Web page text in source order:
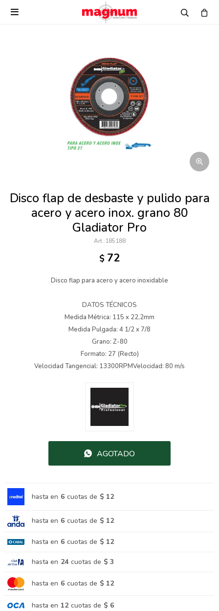

Disco flap de desbaste y pulido para
acero y acero inox. grano 80
Gladiator Pro
185188
$ 72
Disco flap para acero y acero inoxidable
DATOS TÉCNICOS
Medida Métrica: 115 x 22,2mm
Medida Pulgada: 4 1/2 x 7/8
Grano: Z-80
Formato: 27 (Recto)
Velocidad Tangencial: 13300RPMVelocidad: 80 m/s
AGOTADO
hasta en 6 cuotas de $ 12
hasta en 6 cuotas de $ 12
hasta en 6 cuotas de $ 12
hasta en 24 cuotas de $ 3
hasta en 6 cuotas de $ 12
hasta en 12 cuotas de $ 6